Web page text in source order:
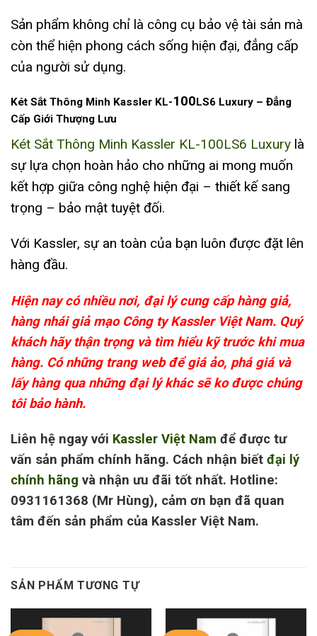
Sản phẩm không chỉ là công cụ bảo vệ tài sản mà
còn thể hiện phong cách sống hiện đại, đẳng cấp
của người sử dụng.
Két Sắt Thông Minh Kassler KL-100LS6 Luxury – Đẳng
Cấp Giới Thượng Lưu
Két Sắt Thông Minh Kassler KL-100LS6 Luxury là
sự lựa chọn hoàn hảo cho những ai mong muốn
kết hợp giữa công nghệ hiện đại – thiết kế sang
trọng – bảo mật tuyệt đối.
Với Kassler, sự an toàn của bạn luôn được đặt lên
hàng đầu.
Hiện nay có nhiều nơi, đại lý cung cấp hàng giả,
hàng nhái giả mạo Công ty Kassler Việt Nam. Quý
khách hãy thận trọng và tìm hiểu kỹ trước khi mua
hàng. Có những trang web để giá ảo, phá giá và
lấy hàng qua những đại lý khác sẽ ko được chúng
tôi bảo hành.
Liên hệ ngay với Kassler Việt Nam để được tư
vấn sản phẩm chính hãng. Cách nhận biết đại lý
chính hãng và nhận ưu đãi tốt nhất. Hotline:
0931161368 (Mr Hùng), cảm ơn bạn đã quan
tâm đến sản phẩm của Kassler Việt Nam.
SẢN PHẨM TƯƠNG TỰ